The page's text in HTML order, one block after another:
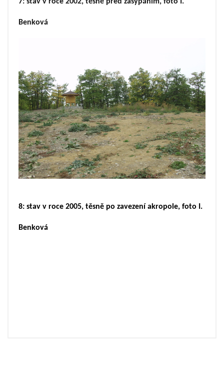
7: stav v roce 2002, těsně před zasypáním, foto I.
Benková
8: stav v roce 2005, těsně po zavezení akropole, foto I.
Benková